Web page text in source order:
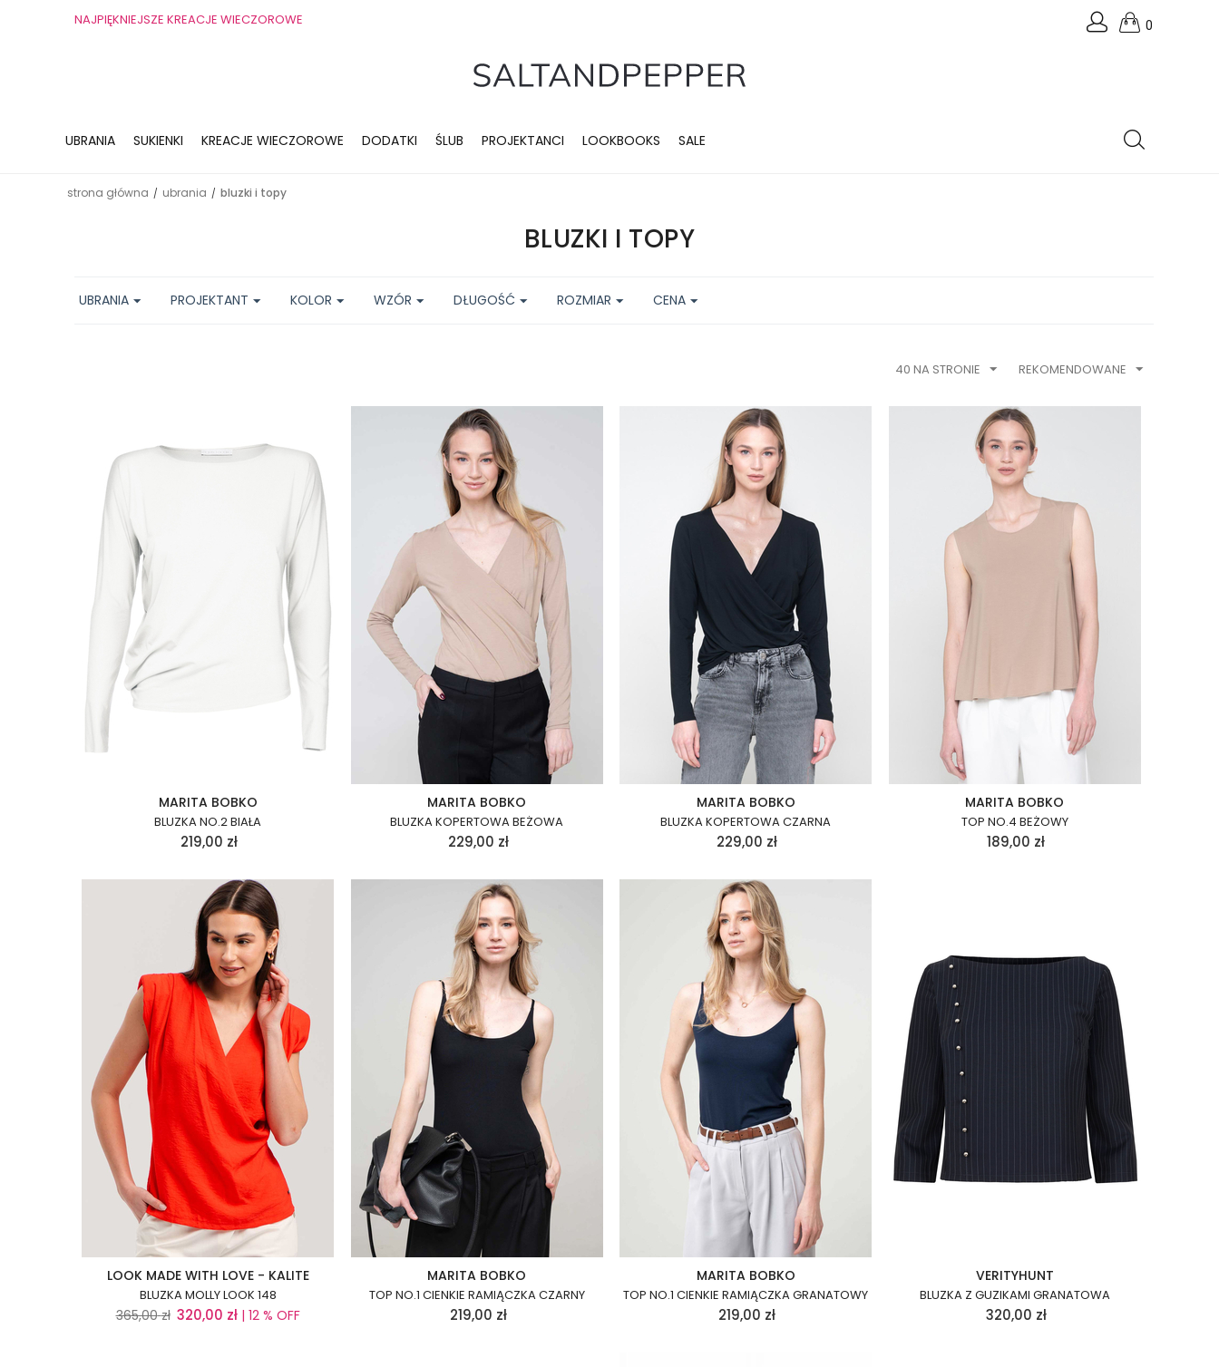
NAJPIĘKNIEJSZE KREACJE WIECZOROWE 0
UBRANIA SUKIENKI KREACJE WIECZOROWE DODATKI ŚLUB PROJEKTANCI LOOKBOOKS SALE
strona główna / ubrania / bluzki i topy
BLUZKI I TOPY
UBRANIA PROJEKTANT KOLOR WZÓR DŁUGOŚĆ ROZMIAR CENA
REKOMENDOWANE
40 NA STRONIE
MARITA BOBKO
BLUZKA NO.2 BIAŁA
219,00 zł
MARITA BOBKO
BLUZKA KOPERTOWA BEŻOWA
229,00 zł
MARITA BOBKO
BLUZKA KOPERTOWA CZARNA
229,00 zł
MARITA BOBKO
TOP NO.4 BEŻOWY
189,00 zł
LOOK MADE WITH LOVE - KALITE
BLUZKA MOLLY LOOK 148
365,00 zł 320,00 zł| 12 % OFF
MARITA BOBKO
TOP NO.1 CIENKIE RAMIĄCZKA CZARNY
219,00 zł
MARITA BOBKO
TOP NO.1 CIENKIE RAMIĄCZKA GRANATOWY
219,00 zł
VERITYHUNT
BLUZKA Z GUZIKAMI GRANATOWA
320,00 zł